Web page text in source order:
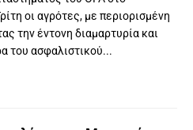
οι αγρότες, με περιορισμένη
την έντονη διαμαρτυρία και
του ασφαλιστικού...